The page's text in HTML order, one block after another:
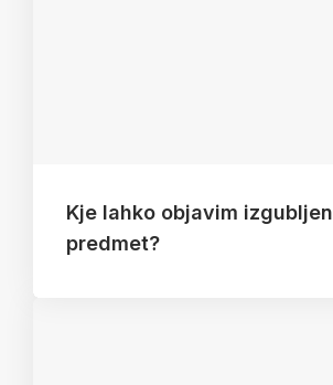
Kje lahko objavim izgubljen
predmet?